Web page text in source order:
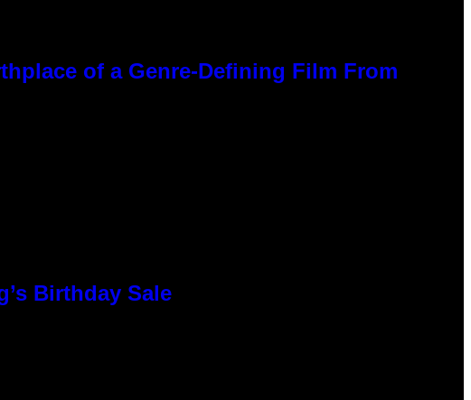
of a Genre-Defining Film From
Birthday Sale